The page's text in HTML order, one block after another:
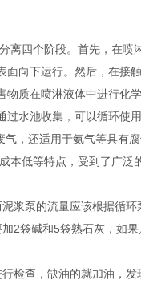
离四个阶段。首先，在
向下运行。然后，在接
质在喷淋液体中进行化
水池收集，可以循环使
，还适用于氨气等具有
本低等特点，受到了广泛
浆泵的流量应该根据循环
2袋碱和5袋熟石灰，如
检查，缺油的就加油，发